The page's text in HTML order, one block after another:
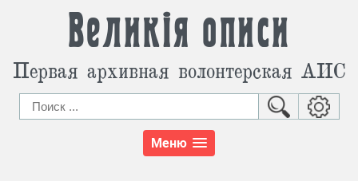
Великія описи
Первая архивная волонтерская АИС
Меню